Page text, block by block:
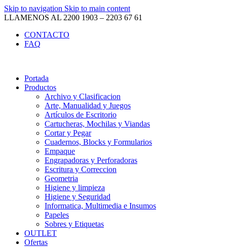
Skip to navigation Skip to main content
LLAMENOS AL 2200 1903 – 2203 67 61
CONTACTO
FAQ
Portada
Productos
Archivo y Clasificacion
Arte, Manualidad y Juegos
Artículos de Escritorio
Cartucheras, Mochilas y Viandas
Cortar y Pegar
Cuadernos, Blocks y Formularios
Empaque
Engrapadoras y Perforadoras
Escritura y Correccion
Geometria
Higiene y limpieza
Higiene y Seguridad
Informatica, Multimedia e Insumos
Papeles
Sobres y Etiquetas
OUTLET
Ofertas